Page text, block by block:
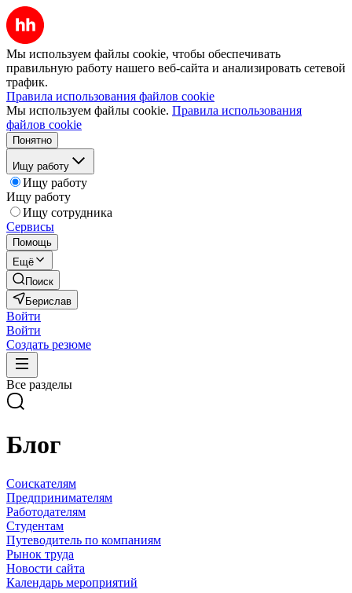
Мы используем файлы cookie, чтобы обеспечивать
правильную работу нашего веб-сайта и анализировать сетевой
трафик.
Правила использования файлов cookie
Мы используем файлы cookie. Правила использования
файлов cookie
Понятно
Ищу работу
Ищу работу
Ищу работу
Ищу сотрудника
Сервисы
Помощь
Ещё
Поиск
Берислав
Войти
Войти
Создать резюме
Все разделы
Блог
Соискателям
Предпринимателям
Работодателям
Студентам
Путеводитель по компаниям
Рынок труда
Новости сайта
Календарь мероприятий